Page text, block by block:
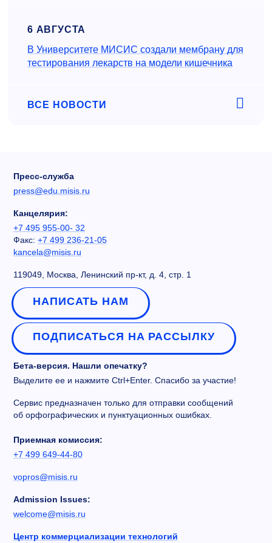
6 АВГУСТА
В Университете МИСИС создали мембрану для
тестирования лекарств на модели кишечника
ВСЕ НОВОСТИ
Пресс-служба
press@edu.misis.ru
Канцелярия:
+7 495 955-00- 32
Факс: +7 499 236-21-05
kancela@misis.ru
119049, Москва, Ленинский пр-кт, д. 4, стр. 1
НАПИСАТЬ НАМ
ПОДПИСАТЬСЯ НА РАССЫЛКУ
Бета-версия. Нашли опечатку?
Выделите ее и нажмите Ctrl+Enter. Спасибо за участие!
Сервис предназначен только для отправки сообщений
об орфографических и пунктуационных ошибках.
Приемная комиссия:
+7 499 649-44-80
vopros@misis.ru
Admission Issues:
welcome@misis.ru
Центр коммерциализации технологий